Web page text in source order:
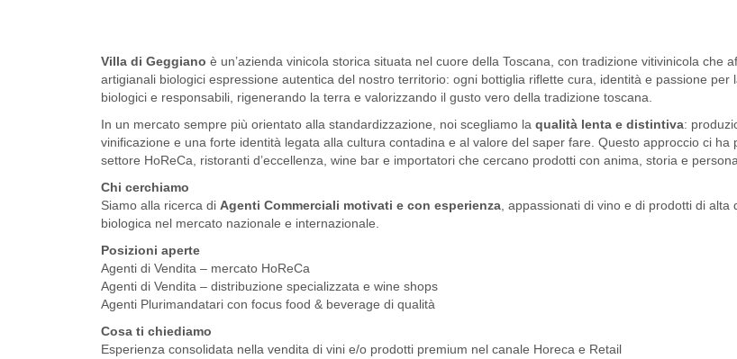
Villa di Geggiano è un’azienda vinicola storica situata nel cuore della Toscana, con tradizione vitivinicola che
artigianali biologici espressione autentica del nostro territorio: ogni bottiglia riflette cura, identità e passione
biologici e responsabili, rigenerando la terra e valorizzando il gusto vero della tradizione toscana.
In un mercato sempre più orientato alla standardizzazione, noi scegliamo la qualità lenta e distintiva:
vinificazione e una forte identità legata alla cultura contadina e al valore del saper fare. Questo approccio ci
settore HoReCa, ristoranti d’eccellenza, wine bar e importatori che cercano prodotti con anima, storia e
Chi cerchiamo
Siamo alla ricerca di Agenti Commerciali motivati e con esperienza, appassionati di vino e di prodotti di
biologica nel mercato nazionale e internazionale.
Posizioni aperte
Agenti di Vendita – mercato HoReCa
Agenti di Vendita – distribuzione specializzata e wine shops
Agenti Plurimandatari con focus food & beverage di qualità
Cosa ti chiediamo
Esperienza consolidata nella vendita di vini e/o prodotti premium nel canale Horeca e Retail